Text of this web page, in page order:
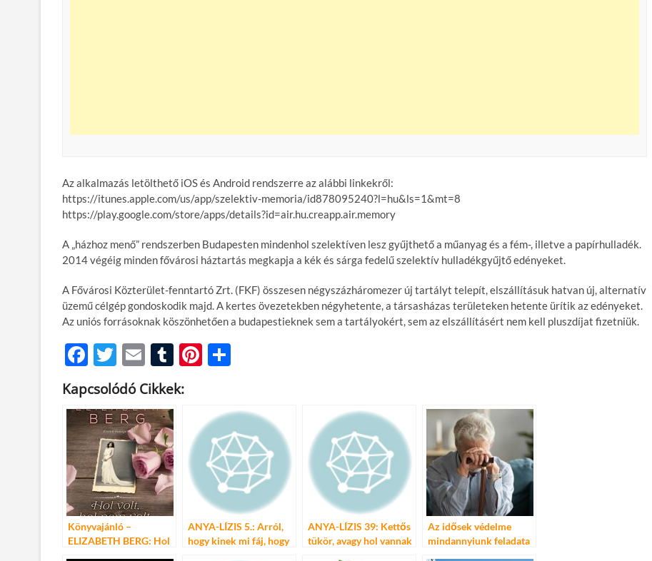
Az alkalmazás letölthető iOS és Android rendszerre az alábbi linkekről:
https://itunes.apple.com/us/app/szelektiv-memoria/id878095240?l=hu&ls=1&mt=8
https://play.google.com/store/apps/details?id=air.hu.creapp.air.memory
A „házhoz menő” rendszerben Budapesten mindenhol szelektíven lesz gyűjthető a műanyag és a fém-, illetve a papírhulladék.
2014 végéig minden fővárosi háztartás megkapja a kék és sárga fedelű szelektív hulladékgyűjtő edényeket.
A Fővárosi Közterület-fenntartó Zrt. (FKF) összesen négyszázháromezer új tartályt telepít, elszállításuk hatvan új, alternatív
üzemű célgép gondoskodik majd. A kertes övezetekben négyhetente, a társasházas területeken hetente ürítik az edényeket.
Az uniós forrásoknak köszönhetően a budapestieknek sem a tartályokért, sem az elszállításért nem kell pluszdíjat fizetniük.
F
ac
e
b
o
o
k
T
w
itt
er
E
m
ail
T
u
m
Pi
es m
e
g
Kapcsolódó Cikkek:
Könyvajánló –
ELIZABETH BERG: Hol
ANYA-LÍZIS 5.: Arról,
hogy kinek mi fáj, hogy
ANYA-LÍZIS 39: Kettős
tükör, avagy hol vannak
Az idősek védelme
mindannyiunk feladata